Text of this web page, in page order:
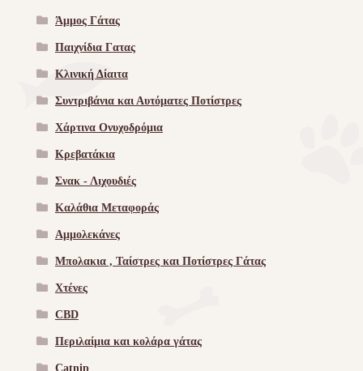
Άμμος Γάτας
Παιχνίδια Γατας
Κλινική Δίαιτα
Συντριβάνια και Αυτόματες Ποτίστρες
Χάρτινα Ονυχοδρόμια
Κρεβατάκια
Σνακ - Λιχουδιές
Καλάθια Μεταφοράς
Αμμολεκάνες
Μπολακια , Ταίστρες και Ποτίστρες Γάτας
Χτένες
CBD
Περιλαίμια και κολάρα γάτας
Catnip